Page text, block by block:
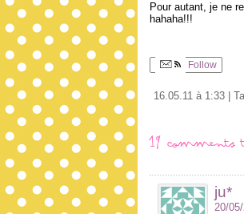
Pour autant, je ne
hahaha!!!
Follow
16.05.11 à 1:33 |
19 comments
ju*
20/